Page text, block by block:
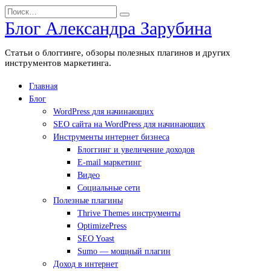
Перейти
к
содержанию
Search
for:
Блог Александра Зарубина
Статьи о блоггинге, обзоры полезных плагинов и других
инструментов маркетинга.
Главная
Блог
WordPress для начинающих
SEO сайта на WordPress для начинающих
Инструменты интернет бизнеса
Блоггинг и увеличение доходов
E-mail маркетинг
Видео
Социальные сети
Полезные плагины
Thrive Themes инструменты
OptimizePress
SEO Yoast
Sumo — мощный плагин
Доход в интернет